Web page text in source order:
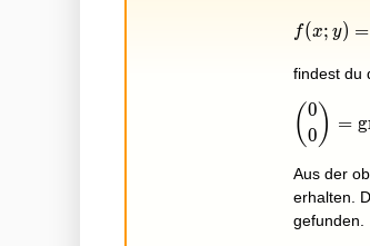
f(x; y) =
findest du
(0
0 ) = g
Aus der
erhalten.
gefunden.